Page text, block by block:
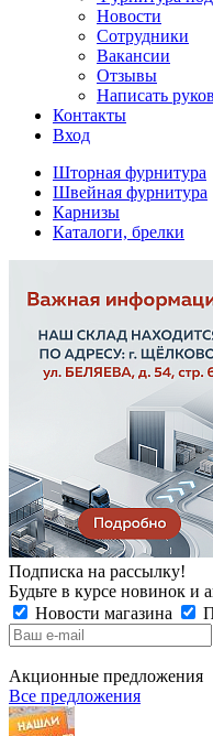
Новости
Сотрудники
Вакансии
Отзывы
Написать
Контакты
Вход
Шторная фурнитура
Швейная фурнитура
Карнизы
Каталоги, брелки
Подписка на рассылку!
Будьте в курсе новинок и
Новости магазина
Акционные предложения
Все предложения